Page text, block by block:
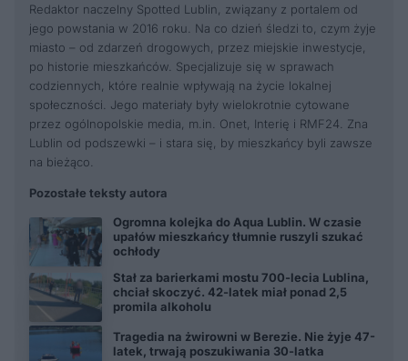
Redaktor naczelny Spotted Lublin, związany z portalem od
jego powstania w 2016 roku. Na co dzień śledzi to, czym żyje
miasto – od zdarzeń drogowych, przez miejskie inwestycje,
po historie mieszkańców. Specjalizuje się w sprawach
codziennych, które realnie wpływają na życie lokalnej
społeczności. Jego materiały były wielokrotnie cytowane
przez ogólnopolskie media, m.in. Onet, Interię i RMF24. Zna
Lublin od podszewki – i stara się, by mieszkańcy byli zawsze
na bieżąco.
Pozostałe teksty autora
Ogromna kolejka do Aqua Lublin. W czasie
upałów mieszkańcy tłumnie ruszyli szukać
ochłody
Stał za barierkami mostu 700-lecia Lublina,
chciał skoczyć. 42-latek miał ponad 2,5
promila alkoholu
Tragedia na żwirowni w Berezie. Nie żyje 47-
latek, trwają poszukiwania 30-latka